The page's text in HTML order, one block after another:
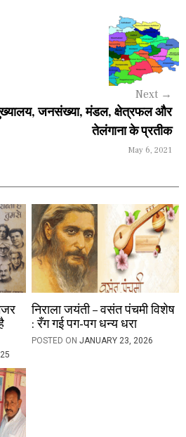
Next →
जनसंख्या, मंडल, क्षेत्रफल और
तेलंगाना के प्रतीक
May 6, 2021
निराला जयंती – वसंत पंचमी विशेष
: रँग गई पग-पग धन्य धरा
POSTED ONJANUARY 23, 2026